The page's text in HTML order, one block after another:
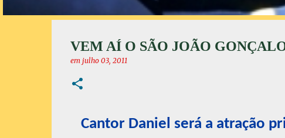
VEM AÍ O SÃO JOÃO
em julho 03, 2011
Cantor Daniel será a atração